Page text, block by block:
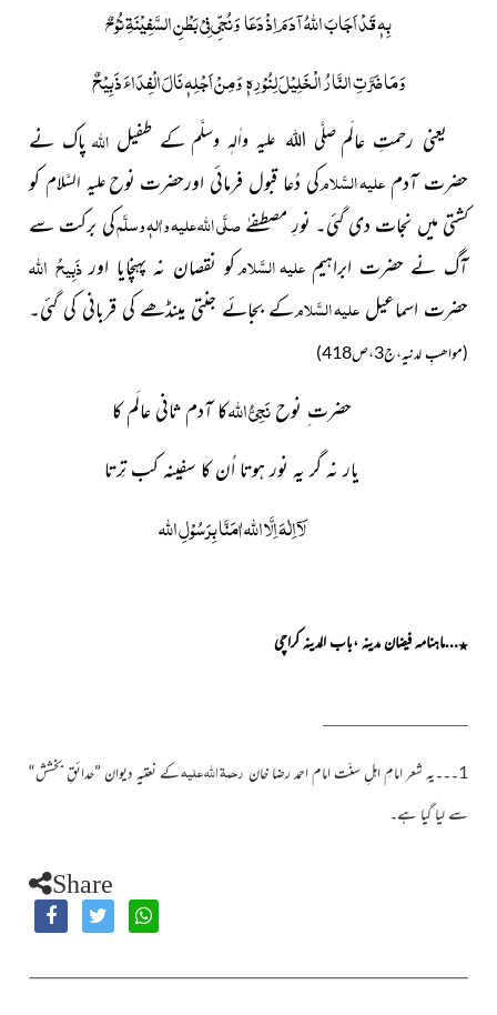
بِهٖ قَدْ اَجَابَ اللهُ آدَمَ اِذْ دَعَاوَنُجِّى فِيْ بَطْنِ السَّفِيْنَةِ نُوْحٌ
وَمَا ضَرَّتِ النَّارُ الْخَلِيْلَ لِنُوْرِهٖوَمِنْ اَجْلِهٖ نَالَ الْفِدَاءَ ذَبِيْحٌ
یعنی رحمتِ عالَم صلَّی اللہ علیہ واٰلہٖ وسلَّم کے طفیلاللہ پاک نے
حضرت آدم علیہ السَّلامکی دُعا قبول فرمائی اورحضرت نوحعلیہ السَّلام کو
کشتی میں نجات دی گئی۔ نورِ مصطفےٰصلَّی اللہ علیہ واٰلہٖ وسلَّمکی برکت سے
آگ نے حضرت ابراہیمعلیہ السَّلامکو نقصان نہ پہنچایا اورذَبِیحُ اللہ
حضرت اسماعیل علیہ السَّلامکے بجائے جنتی مینڈھے کی قربانی کی گئی۔
(مواھبِ لدنیہ،ج3،ص418)
حضرت ِ نوحنَجِیُّ اللّٰہکاآدم ثانی عالَم کا
یار نہ گر یہ نور ہوتااُن کا سفینہ کب تِرتا
لَآاِلٰہَ اِلَّا اللّٰہ اٰمَنَّا بِرَسُوْلِ اللّٰہ
٭…ماہنامہ فیضان مدینہ ،باب المدینہ کراچی
1۔۔۔یہ شعر امامِ اہلِ سنّت امام احمد رضا خان رحمۃ اللہ علیہکے نعتیہ دیوان ”حدائقِ بخشش“
سے لیا گیا ہے۔
Share